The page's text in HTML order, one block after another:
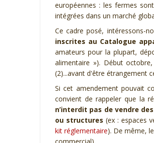
européennes : les fermes
intégrées dans un marché
Ce cadre posé, intéressons-
inscrites au Catalogue
amateurs pour la plupart,
alimentaire »). Début
(2)...avant d'être étrangement
Si cet amendement pouvait
convient de rappeler que la
n’interdit pas de vendre
ou structures (ex : espaces
kit réglementaire). De même,